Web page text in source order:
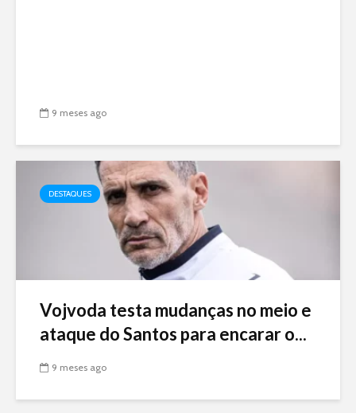
9 meses ago
DESTAQUES
Vojvoda testa mudanças no meio e
ataque do Santos para encarar o...
9 meses ago